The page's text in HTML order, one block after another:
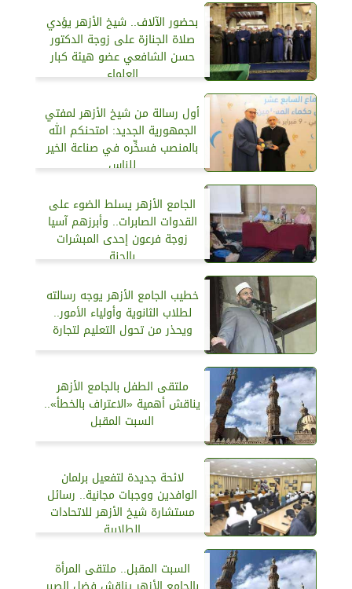
بحضور الآلاف.. شيخ الأزهر يؤدي
صلاة الجنازة على زوجة الدكتور
حسن الشافعي عضو هيئة كبار
العلماء
أول رسالة من شيخ الأزهر لمفتي
الجمهورية الجديد: امتحنكم الله
بالمنصب فسخِّره في صناعة الخير
للناس
الجامع الأزهر يسلط الضوء على
القدوات الصابرات.. وأبرزهم آسيا
زوجة فرعون إحدى المبشرات
بالجنة
خطيب الجامع الأزهر يوجه رسالته
لطلاب الثانوية وأولياء الأمور..
ويحذر من تحول التعليم لتجارة
ملتقى الطفل بالجامع الأزهر
يناقش أهمية «الاعتراف بالخطأ»..
السبت المقبل
لائحة جديدة لتفعيل برلمان
الوافدين ووجبات مجانية.. رسائل
مستشارة شيخ الأزهر للاتحادات
الطلابية
السبت المقبل.. ملتقى المرأة